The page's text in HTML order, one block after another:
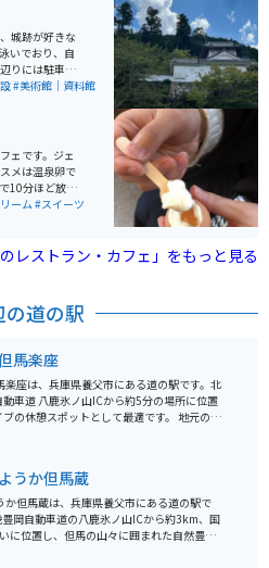
城跡が好きな
いでおり、自
りには駐車
も豊富です。
#美術館｜資料館
ェです。ジェ
メは温泉卵で
10分ほど放置
ですが、塩を
駐車場はない
ーム#スイーツ
のレストラン・カフェ」をもっと見る
の道の駅
馬楽座
楽座は、兵庫県養父市にある道の駅です。北
車道 八鹿氷ノ山ICから約5分の場所に位置
休憩スポットとして最適です。 地元の新
産品を販売する直売所、但馬牛や地元食材
いるので安心です。また、周辺には自然豊
ットも多く、ツーリングの拠点としてもお
満喫して
でしょうか。
うか但馬蔵
か但馬蔵は、兵庫県養父市にある道の駅で
岡自動車道の八鹿氷ノ山ICから約3km、国
に位置し、但馬の山々に囲まれた自然豊か
、ドライブの休憩スポットとして人気で